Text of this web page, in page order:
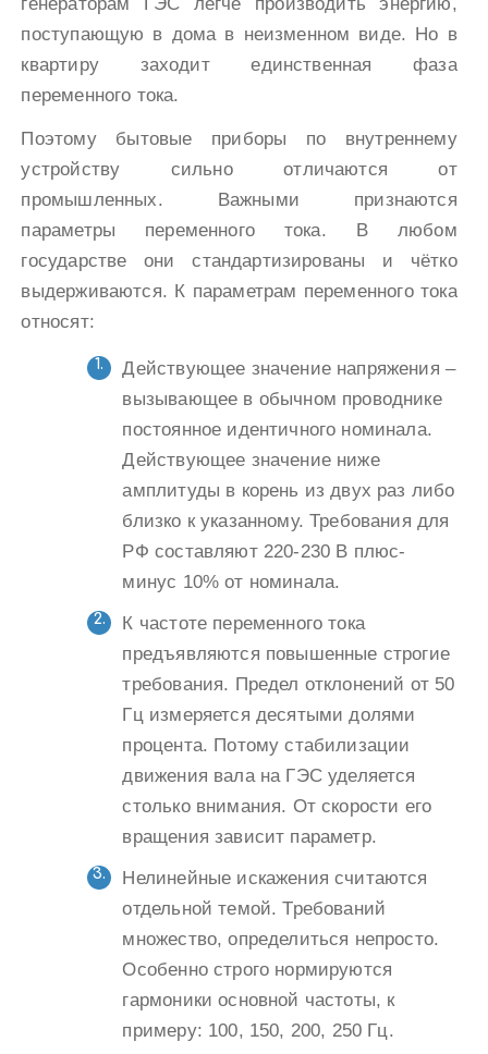
поступающую в дома в неизменном виде. Но в
квартиру заходит единственная фаза
переменного тока.
Поэтому бытовые приборы по внутреннему
устройству сильно отличаются от
промышленных. Важными признаются
параметры переменного тока. В любом
государстве они стандартизированы и чётко
выдерживаются. К параметрам переменного тока
относят:
Действующее значение напряжения –
вызывающее в обычном проводнике
постоянное идентичного номинала.
Действующее значение ниже
амплитуды в корень из двух раз либо
близко к указанному. Требования для
РФ составляют 220-230 В плюс-
минус 10% от номинала.
К частоте переменного тока
предъявляются повышенные строгие
требования. Предел отклонений от 50
Гц измеряется десятыми долями
процента. Потому стабилизации
движения вала на ГЭС уделяется
столько внимания. От скорости его
вращения зависит параметр.
Нелинейные искажения считаются
отдельной темой. Требований
множество, определиться непросто.
Особенно строго нормируются
гармоники основной частоты, к
примеру: 100, 150, 200, 250 Гц.